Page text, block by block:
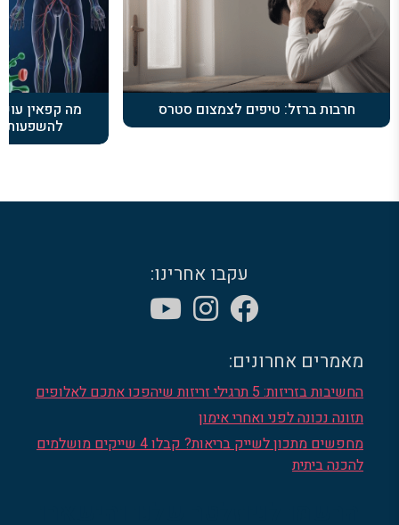
חרבות ברזל: טיפים לצמצום סטרס מה קפאין
להשפעות
עקבו אחרינו:
מאמרים אחרונים:
החשיבות בזריזות: 5 תרגילי זריזות שיהפכו אתכם לאלופים
תזונה נכונה לפני ואחרי אימון
מחפשים מתכון לשייק בריאות? קבלו 4 שייקים מושלמים
להכנה ביתית